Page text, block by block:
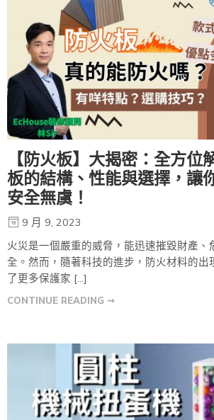
【防火板】大揭密：全方位
板的結構、性能與選擇，讓
安全無虞！
9 月 9, 2023
火災是一個嚴重的威脅，能迅速摧毀財產、
全。然而，隨著科技的進步，防火材料的出
了更多保護家 […]
CONTINUE READING ➞